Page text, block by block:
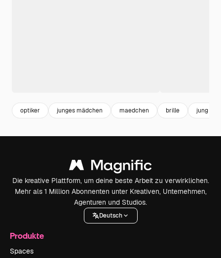
optiker junges mädchen maedchen brille jung
Die kreative Plattform, um deine beste Arbeit zu verwirklichen.
Mehr als 1 Million Abonnenten unter Kreativen, Unternehmen,
Agenturen und Studios.
Deutsch
Produkte
Spaces